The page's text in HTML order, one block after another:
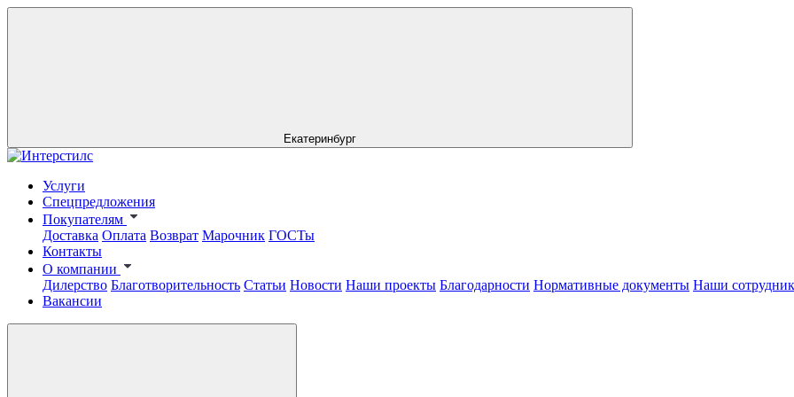
Екатеринбург
Услуги
Спецпредложения
Покупателям
Доставка Оплата Возврат Марочник ГОСТы
Контакты
О компании
Дилерство Благотворительность Статьи Новости Наши проекты Благодарности Нормативные документы Наши
Вакансии